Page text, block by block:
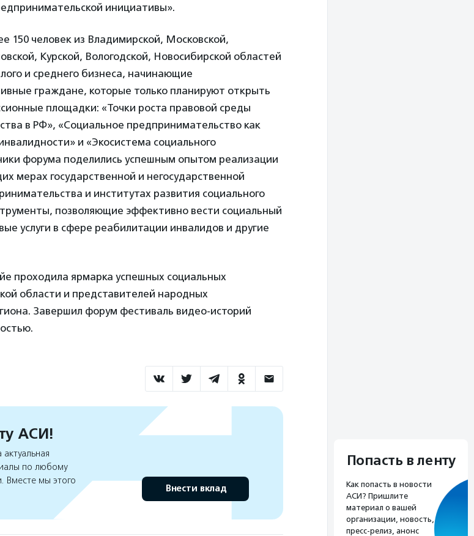
инициативы».
150 человек из Владимирской, Московской,
Курской, Вологодской, Новосибирской областей
и среднего бизнеса, начинающие
граждане, которые только планируют открыть
площадки: «Точки роста правовой среды
в РФ», «Социальное предпринимательство как
и «Экосистема социального
форума поделились успешным опытом реализации
мерах государственной и негосударственной
и институтах развития социального
позволяющие эффективно вести социальный
услуги в сфере реабилитации инвалидов и другие
проходила ярмарка успешных социальных
области и представителей народных
Завершил форум фестиваль видео-историй
АСИ!
по любому
Вместе мы этого
Внести вклад
Попасть в ленту
Как попасть в новости
АСИ? Пришлите
материал о вашей
организации, новость,
пресс-релиз, анонс